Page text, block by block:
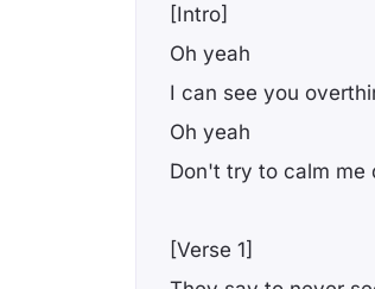
[Intro]
Oh yeah
I can see you
Oh yeah
Don't try to calm me
[Verse 1]